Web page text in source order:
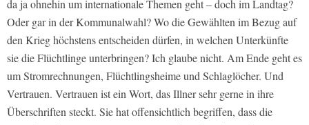
da ja ohnehin um internationale Themen geht – doch im Landtag?
Oder gar in der Kommunalwahl? Wo die Gewählten im Bezug auf
den Krieg höchstens entscheiden dürfen, in welchen Unterkünfte
sie die Flüchtlinge unterbringen? Ich glaube nicht. Am Ende geht es
um Stromrechnungen, Flüchtlingsheime und Schlaglöcher. Und
Vertrauen. Vertrauen ist ein Wort, das Illner sehr gerne in ihre
Überschriften steckt. Sie hat offensichtlich begriffen, dass die